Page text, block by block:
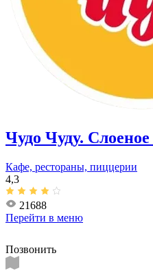
Чудо Чуду. Слоеное
Кафе, рестораны, пиццерии
4,3
21688
Перейти в меню
Позвонить